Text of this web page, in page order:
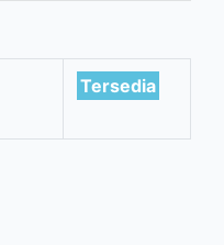
Tersedia